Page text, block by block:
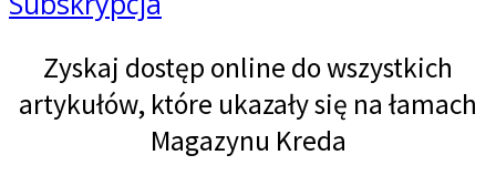
Zyskaj dostęp online do wszystkich
artykułów, które ukazały się na łamach
Magazynu Kreda